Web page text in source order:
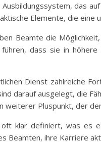
das
Elemente, die
Beamte die
dass sie in
Dienst zahlreiche
darauf ausgelegt, die
weiterer Pluspunkt, der
klar definiert, was es
Beamten, ihre Karriere